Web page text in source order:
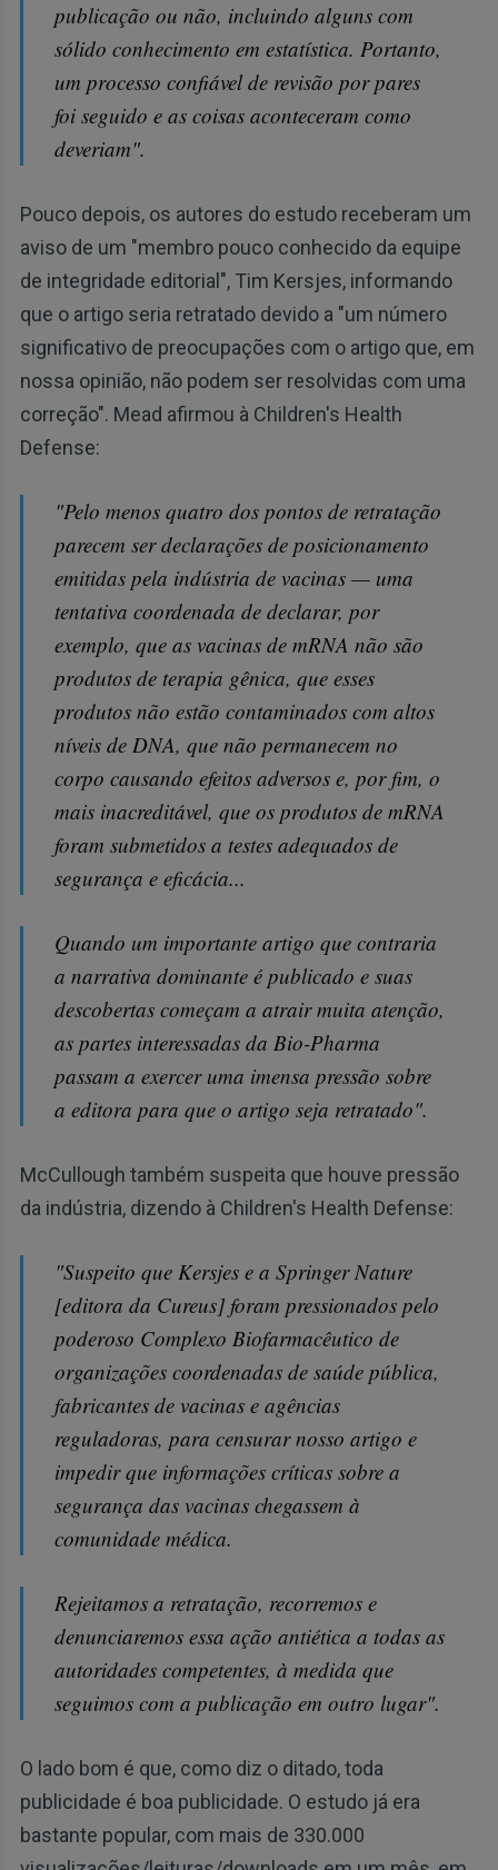
publicação ou não, incluindo alguns com
sólido conhecimento em estatística. Portanto,
um processo confiável de revisão por pares
foi seguido e as coisas aconteceram como
deveriam".
Pouco depois, os autores do estudo receberam um
aviso de um "membro pouco conhecido da equipe
de integridade editorial", Tim Kersjes, informando
que o artigo seria retratado devido a "um número
significativo de preocupações com o artigo que, em
nossa opinião, não podem ser resolvidas com uma
correção". Mead afirmou à Children's Health
Defense:
"Pelo menos quatro dos pontos de retratação
parecem ser declarações de posicionamento
emitidas pela indústria de vacinas — uma
tentativa coordenada de declarar, por
exemplo, que as vacinas de mRNA não são
produtos de terapia gênica, que esses
produtos não estão contaminados com altos
níveis de DNA, que não permanecem no
corpo causando efeitos adversos e, por fim, o
mais inacreditável, que os produtos de mRNA
foram submetidos a testes adequados de
segurança e eficácia...
Quando um importante artigo que contraria
a narrativa dominante é publicado e suas
descobertas começam a atrair muita atenção,
as partes interessadas da Bio-Pharma
passam a exercer uma imensa pressão sobre
a editora para que o artigo seja retratado".
McCullough também suspeita que houve pressão
da indústria, dizendo à Children's Health Defense:
"Suspeito que Kersjes e a Springer Nature
[editora da Cureus] foram pressionados pelo
poderoso Complexo Biofarmacêutico de
organizações coordenadas de saúde pública,
fabricantes de vacinas e agências
reguladoras, para censurar nosso artigo e
impedir que informações críticas sobre a
segurança das vacinas chegassem à
comunidade médica.
Rejeitamos a retratação, recorremos e
denunciaremos essa ação antiética a todas as
autoridades competentes, à medida que
seguimos com a publicação em outro lugar".
O lado bom é que, como diz o ditado, toda
publicidade é boa publicidade. O estudo já era
bastante popular, com mais de 330.000